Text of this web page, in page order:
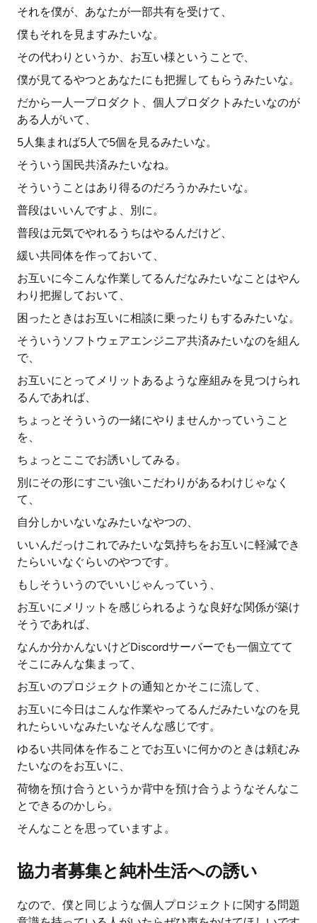
それを僕が、あなたが一部共有を受けて、
僕もそれを見ますみたいな。
その代わりというか、お互い様ということで、
僕が見てるやつとあなたにも把握してもらうみたいな。
だから一人一プロダクト、個人プロダクトみたいなのが
ある人がいて、
5人集まれば5人で5個を見るみたいな。
そういう国民共済みたいなね。
そういうことはあり得るのだろうかみたいな。
普段はいいんですよ、別に。
普段は元気でやれるうちはやるんだけど、
緩い共同体を作っておいて、
お互いに今こんな作業してるんだなみたいなことはやん
わり把握しておいて、
困ったときはお互いに相談に乗ったりもするみたいな。
そういうソフトウェアエンジニア共済みたいなのを組ん
で、
お互いにとってメリットあるような座組みを見つけられ
るんであれば、
ちょっとそういうの一緒にやりませんかっていうこと
を、
ちょっとここでお誘いしてみる。
別にその形にすごい強いこだわりがあるわけじゃなく
て、
自分しかいないなみたいなやつの、
いいんだっけこれでみたいな気持ちをお互いに軽減でき
たらいいなぐらいのやつです。
もしそういうのでいいじゃんっていう、
お互いにメリットを感じられるような良好な関係が築け
そうであれば、
なんか分かんないけどDiscordサーバーでも一個立てて
そこにみんな集まって、
お互いのプロジェクトの通知とかそこに流して、
お互いに今日はこんな作業やってるんだみたいなのを見
れたらいいなみたいなそんな感じです。
ゆるい共同体を作ることでお互いに何かのときは頼むみ
たいなのをお互いに、
荷物を預け合うというか背中を預け合うようなそんなこ
とできるのかしら。
そんなことを思っていますよ。
協力者募集と純朴生活への誘い
なので、僕と同じような個人プロジェクトに関する問題